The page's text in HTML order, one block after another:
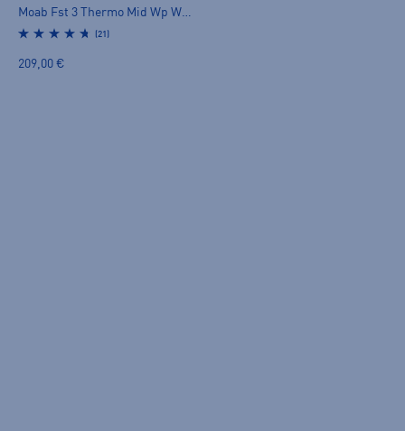
Moab Fst 3 Thermo Mid Wp W - pitopohjakengät
(21)
209,00 €